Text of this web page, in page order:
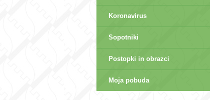
Koronavirus
Sopotniki
Postopki in obrazci
Moja pobuda